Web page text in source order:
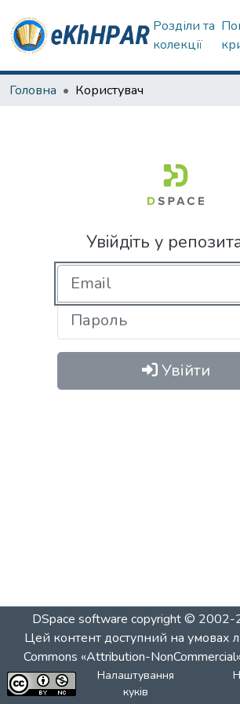
Розділи та
колекції
Головна Користувач
Увійдіть у
Увійти
DSpace software copyright © 2002-
Цей контент доступний на умовах
Commons «Attribution-
Налаштування
куків